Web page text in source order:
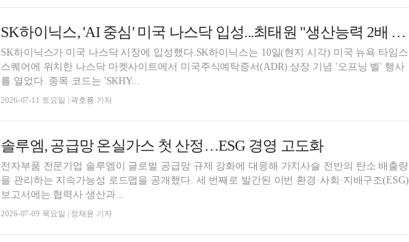
SK하이닉스, 'AI 중심' 미국 나스닥 입성...최태원 "생산능력 2배 늘려도 부족"
SK하이닉스가 미국 나스닥 시장에 입성했다.SK하이닉스는 10일(현지 시각) 미국 뉴욕 타임스
스퀘어에 위치한 나스닥 마켓사이트에서 미국주식예탁증서(ADR) 상장 기념 '오프닝 벨' 행사
를 열었다. 종목 코드는 'SKHY...
2026-07-11 토요일 | 곽호룡 기자
솔루엠, 공급망 온실가스 첫 산정…ESG 경영 고도화
전자부품 전문기업 솔루엠이 글로벌 공급망 규제 강화에 대응해 가치사슬 전반의 탄소 배출량
을 관리하는 지속가능성 로드맵을 공개했다. 세 번째로 발간된 이번 환경·사회·지배구조(ESG)
보고서에는 협력사 생산과...
2026-07-09 목요일 | 정채윤 기자